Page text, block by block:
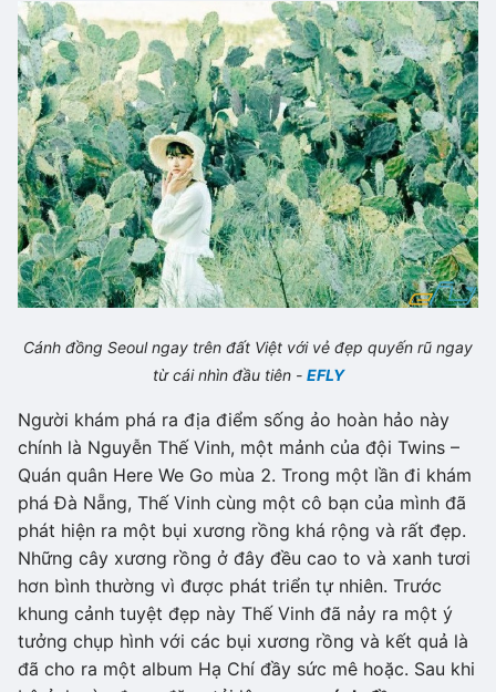
Cánh đồng Seoul ngay trên đất Việt với vẻ đẹp quyến rũ ngay
từ cái nhìn đầu tiên - EFLY
Người khám phá ra địa điểm sống ảo hoàn hảo này
chính là Nguyễn Thế Vinh, một mảnh của đội Twins –
Quán quân Here We Go mùa 2. Trong một lần đi khám
phá Đà Nẵng, Thế Vinh cùng một cô bạn của mình đã
phát hiện ra một bụi xương rồng khá rộng và rất đẹp.
Những cây xương rồng ở đây đều cao to và xanh tươi
hơn bình thường vì được phát triển tự nhiên. Trước
khung cảnh tuyệt đẹp này Thế Vinh đã nảy ra một ý
tưởng chụp hình với các bụi xương rồng và kết quả là
đã cho ra một album Hạ Chí đầy sức mê hoặc. Sau khi